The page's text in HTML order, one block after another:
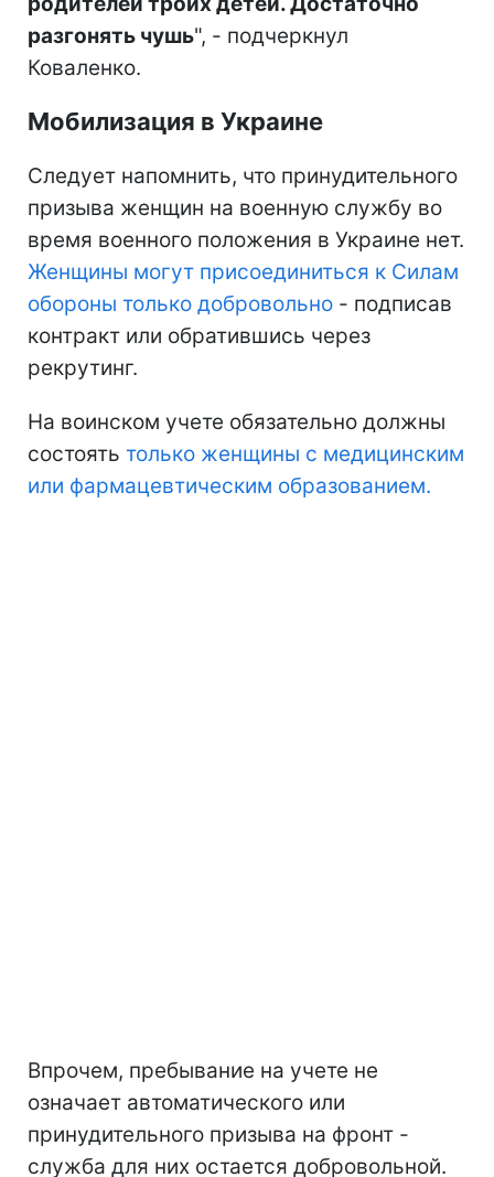
разгонять чушь", - подчеркнул
Коваленко.
Мобилизация в Украине
Следует напомнить, что принудительного
призыва женщин на военную службу во
время военного положения в Украине нет.
Женщины могут присоединиться к Силам
обороны только добровольно - подписав
контракт или обратившись через
рекрутинг.
На воинском учете обязательно должны
состоять только женщины с медицинским
или фармацевтическим образованием.
Впрочем, пребывание на учете не
означает автоматического или
принудительного призыва на фронт -
служба для них остается добровольной.